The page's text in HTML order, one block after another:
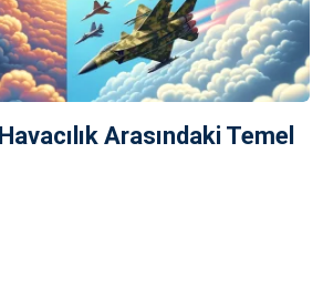
Arasındaki Temel